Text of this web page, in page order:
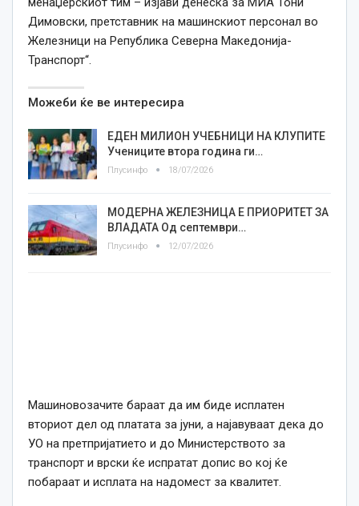
Димовски, претставник на машинскиот персонал во
Железници на Република Северна Македонија-
Транспорт“.
Можеби ќе ве интересира
ЕДЕН МИЛИОН УЧЕБНИЦИ НА КЛУПИТЕ
Учениците втора година ги…
Плусинфо 18/07/2026
МОДЕРНА ЖЕЛЕЗНИЦА Е ПРИОРИТЕТ ЗА
ВЛАДАТА Од септември…
Плусинфо 12/07/2026
Машиновозачите бараат да им биде исплатен
вториот дел од платата за јуни, а најавуваат дека до
УО на претпријатието и до Министерството за
транспорт и врски ќе испратат допис во кој ќе
побараат и исплата на надомест за квалитет.